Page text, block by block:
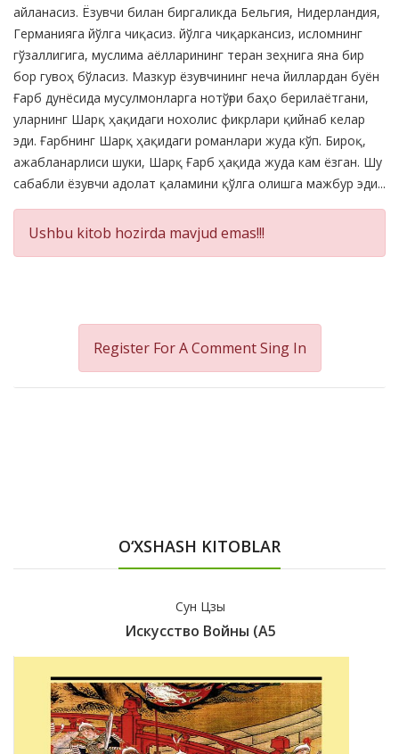
айланасиз. Ёзувчи билан биргаликда Бельгия, Нидерландия,
Германияга йўлга чиқасиз. йўлга чиқаркансиз, исломнинг
гўзаллигига, муслима аёлларининг теран зеҳнига яна бир
бор гувоҳ бўласиз. Мазкур ёзувчининг неча йиллардан буён
Ғарб дунёсида мусулмонларга нотўғри баҳо берилаётгани,
уларнинг Шарқ ҳақидаги нохолис фикрлари қийнаб келар
эди. Ғарбнинг Шарқ ҳақидаги романлари жуда кўп. Бироқ,
ажабланарлиси шуки, Шарқ Ғарб ҳақида жуда кам ёзган. Шу
сабабли ёзувчи адолат қаламини қўлга олишга мажбур эди...
Ushbu kitob hozirda mavjud emas!!!
Register For A CommentSing In
O‘XSHASH KITOBLAR
Сун Цзы
Искусство Войны (А5